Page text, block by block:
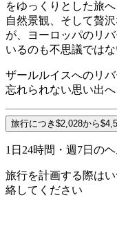
をゆっくりとした旅
自然景観、そして贅
が、ヨーロッパのリ
いるのも不思議ではな
ザールルイスへのリ
忘れられない思い出へ
旅行につき$2,028から
1日24時間・週7日の
旅行を計画する際は
絡してください